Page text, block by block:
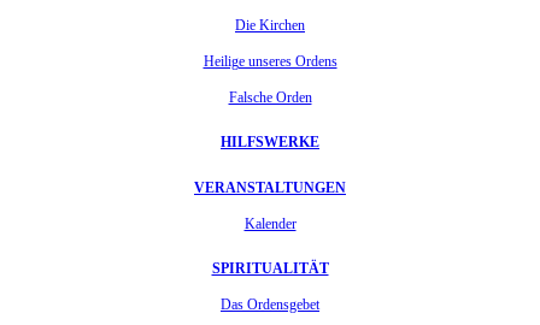
Die Kirchen
Heilige unseres Ordens
Falsche Orden
HILFSWERKE
VERANSTALTUNGEN
Kalender
SPIRITUALITÄT
Das Ordensgebet